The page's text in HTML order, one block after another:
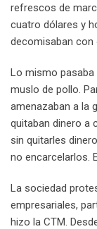
refrescos de
cuatro dólares y
decomisaban con
Lo mismo pasaba
muslo de pollo.
amenazaban a la
quitaban dinero a
sin quitarles
no encarcelarlos.
La sociedad
empresariales,
hizo la CTM.